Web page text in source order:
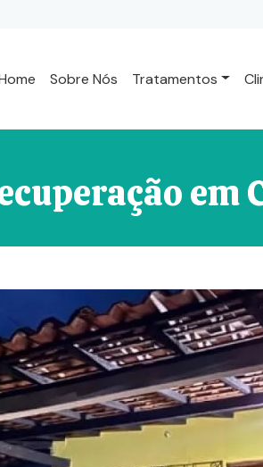
Sobre Nós Tratamentos